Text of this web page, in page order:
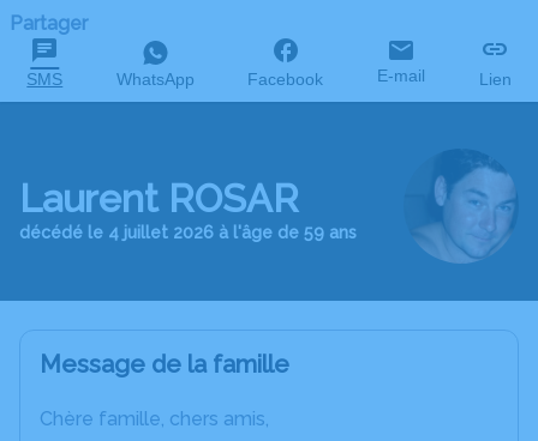
Partager
SMS WhatsApp Facebook E-mail Lien
Laurent ROSAR
décédé le 4 juillet 2026 à l'âge de 59 ans
Message de la famille
Chère famille, chers amis,